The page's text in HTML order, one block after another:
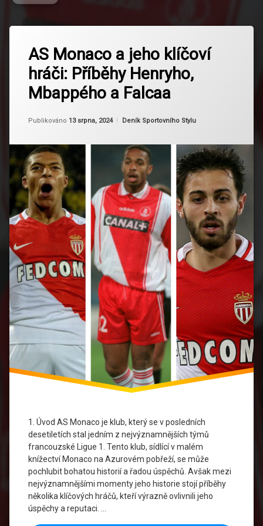
AS Monaco a jeho klíčoví
hráči: Příběhy Henryho,
Mbappého a Falcaa
Publikováno 13 srpna, 2024
Aktualizováno 13 srpna, 2024
Od Ruby
Kategorie:
Deník Sportovního Stylu
1. Úvod AS Monaco je klub, který se v posledních
desetiletích stal jedním z nejvýznamnějších týmů
francouzské Ligue 1. Tento klub, sídlící v malém
knížectví Monaco na Azurovém pobřeží, se může
pochlubit bohatou historií a řadou úspěchů. Avšak mezi
nejvýznamnějšími momenty jeho historie stojí příběhy
několika klíčových hráčů, kteří výrazně ovlivnili jeho
úspěchy a reputaci. …
AS
Monaco
Fotbal
Fotbalová
Fotbalová
Legenda
Fotbalové
Hvězdy
Fotbalové
Francouzský
Fotbal
Kolumbijský
Kanonýr
Kylian
Radamel
Falcao
Thierry
Henry
Významní
Hráči
komentář
na
AS
Monaco
a
jeho
hráči:
Henryho,
Mbappého
a
Falcaa